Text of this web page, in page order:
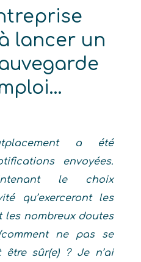
lancer un
a été
envoyées.
le choix
qu’exerceront les
les nombreux doutes
ne pas se
être sûr(e) ? Je n’ai